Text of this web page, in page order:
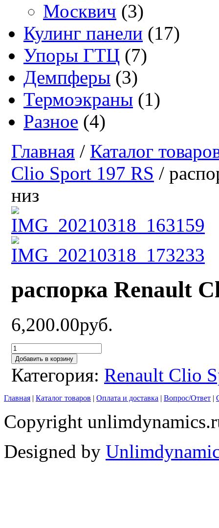
Москвич (3)
Кулинг панели (17)
Упоры ГТЦ (7)
Демпферы (3)
Термоэкраны (1)
Разное (4)
Главная / Каталог
Clio Sport 197 RS /
низ
распорка Renault
6,200.00руб.
Добавить в корзину
Категория: Renault Clio
Главная | Каталог товаров | Оплата и доставка | Вопрос/Ответ |
Copyright
Designed by